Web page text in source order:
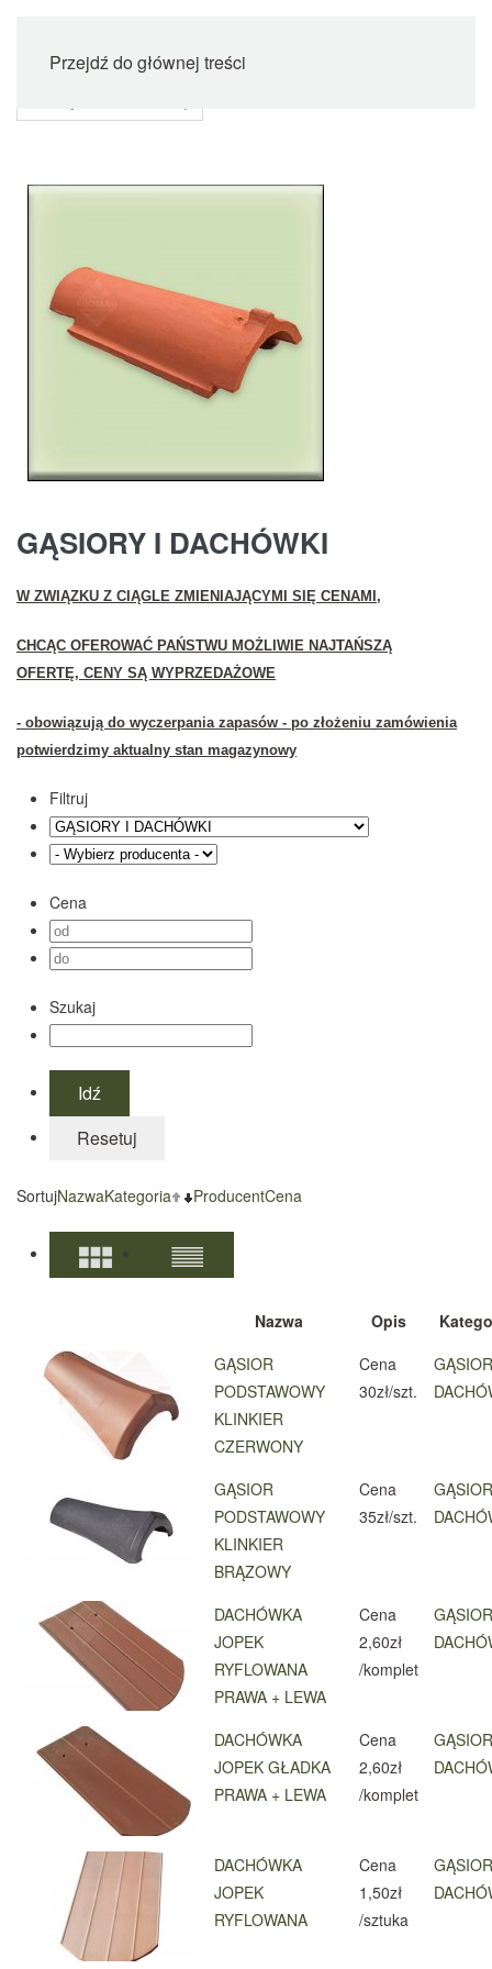
Przejdź do głównej treści
GĄSIORY I DACHÓWKI
W ZWIĄZKU Z CIĄGLE ZMIENIAJĄCYMI SIĘ CENAMI,
CHCĄC OFEROWAĆ PAŃSTWU MOŻLIWIE NAJTAŃSZĄ
OFERTĘ, CENY SĄ WYPRZEDAŻOWE
- obowiązują do wyczerpania zapasów - po złożeniu zamówienia
potwierdzimy aktualny stan magazynowy
Filtruj
Cena
Szukaj
SortujNazwaKategoria ProducentCena
Nazwa Opis
GĄSIOR
PODSTAWOWY
KLINKIER
CZERWONY
Cena
30zł/szt.
GĄSIOR
PODSTAWOWY
KLINKIER
BRĄZOWY
Cena
35zł/szt.
DACHÓWKA
JOPEK
RYFLOWANA
PRAWA + LEWA
Cena
2,60zł
/komplet
DACHÓWKA
JOPEK GŁADKA
PRAWA + LEWA
Cena
2,60zł
/komplet
DACHÓWKA
JOPEK
RYFLOWANA
Cena
1,50zł
/sztuka